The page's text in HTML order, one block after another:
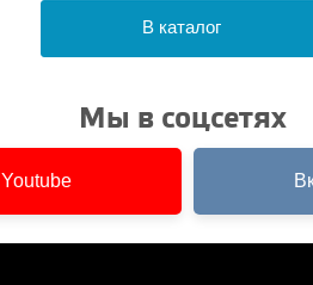
В каталог
Мы в соцсетях
Youtube